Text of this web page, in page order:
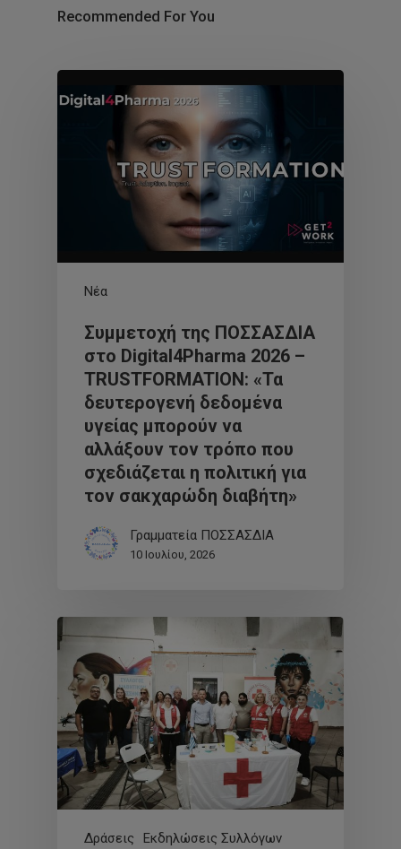
Recommended For You
Νέα
Συμμετοχή της ΠΟΣΣΑΣΔΙΑ
στο Digital4Pharma 2026 –
TRUSTFORMATION: «Τα
δευτερογενή δεδομένα
υγείας μπορούν να
αλλάξουν τον τρόπο που
σχεδιάζεται η πολιτική για
τον σακχαρώδη διαβήτη»
Γραμματεία ΠΟΣΣΑΣΔΙΑ
10 Ιουλίου, 2026
Δράσεις
Εκδηλώσεις Συλλόγων